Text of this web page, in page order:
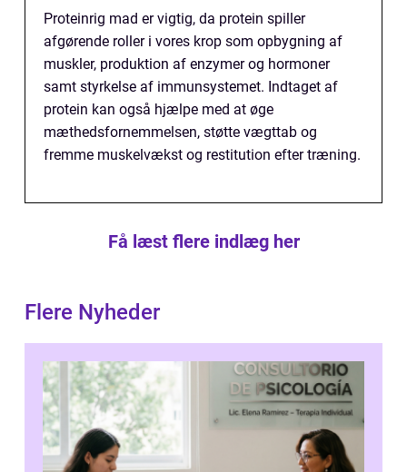
Proteinrig mad er vigtig, da protein spiller
afgørende roller i vores krop som opbygning af
muskler, produktion af enzymer og hormoner
samt styrkelse af immunsystemet. Indtaget af
protein kan også hjælpe med at øge
mæthedsfornemmelsen, støtte vægttab og
fremme muskelvækst og restitution efter træning.
Få læst flere indlæg her
Flere Nyheder